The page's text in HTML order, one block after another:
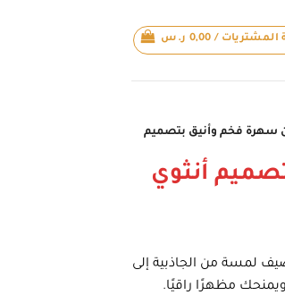
المشتريات / 0,00 ر.س
سهرة فخم وأنيق بتصميم
أنثوي
لمسة من الجاذبية إلى
مظهرًا راقيًا.